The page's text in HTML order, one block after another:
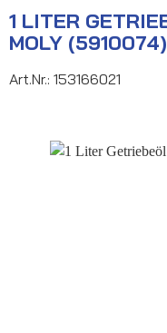
1 LITER
MOLY (5910074)
Art.Nr.: 153166021
Bildergalerie